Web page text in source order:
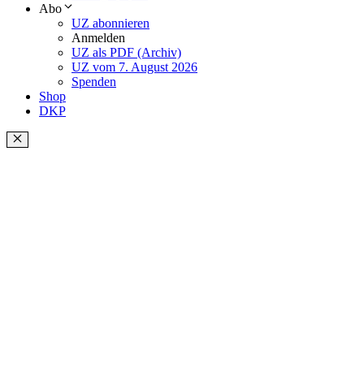
Abo
UZ abonnieren
Anmelden
UZ als PDF (Archiv)
UZ vom 7. August 2026
Spenden
Shop
DKP
Schließen